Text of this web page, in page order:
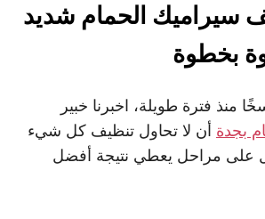
سيراميك الحمام شديد
بخطوة
منذ فترة طويلة، اخبرنا خبير
بجدة أن لا تحاول تنظيف كل شيء
على مراحل يعطي نتيجة أفضل